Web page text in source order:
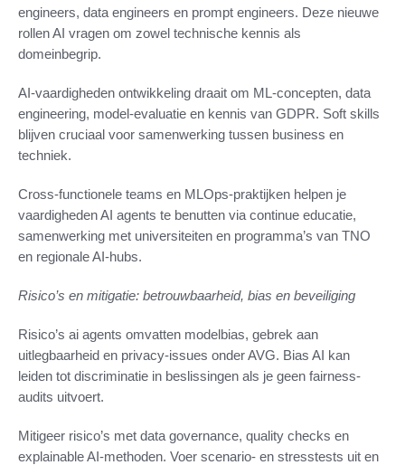
engineers, data engineers en prompt engineers. Deze nieuwe
rollen AI vragen om zowel technische kennis als
domeinbegrip.
AI-vaardigheden ontwikkeling draait om ML-concepten, data
engineering, model-evaluatie en kennis van GDPR. Soft skills
blijven cruciaal voor samenwerking tussen business en
techniek.
Cross-functionele teams en MLOps-praktijken helpen je
vaardigheden AI agents te benutten via continue educatie,
samenwerking met universiteiten en programma’s van TNO
en regionale AI-hubs.
Risico’s en mitigatie: betrouwbaarheid, bias en beveiliging
Risico’s ai agents omvatten modelbias, gebrek aan
uitlegbaarheid en privacy-issues onder AVG. Bias AI kan
leiden tot discriminatie in beslissingen als je geen fairness-
audits uitvoert.
Mitigeer risico’s met data governance, quality checks en
explainable AI-methoden. Voer scenario- en stresstests uit en